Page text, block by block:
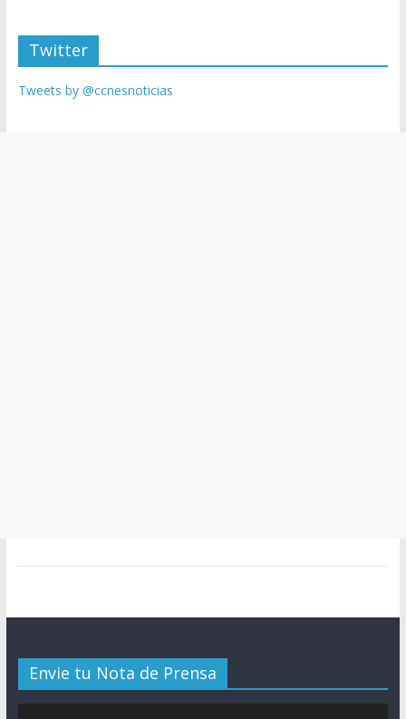
Twitter
Tweets by @ccnesnoticias
Envie tu Nota de Prensa